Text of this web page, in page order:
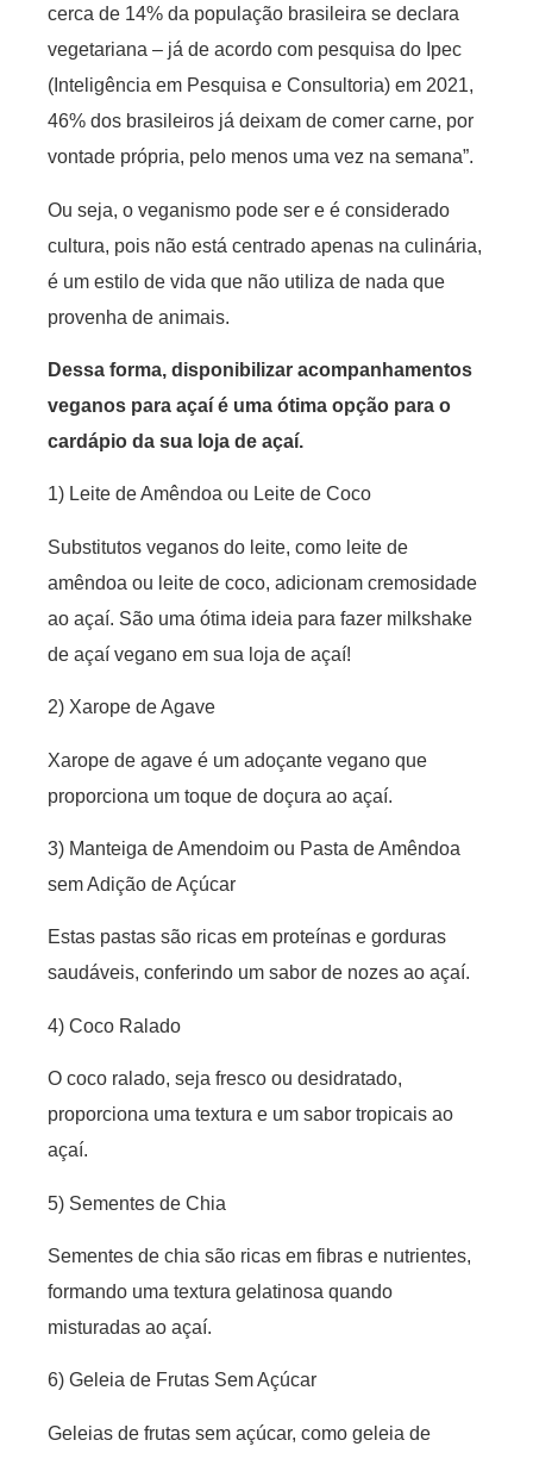
cerca de 14% da população brasileira se declara
vegetariana – já de acordo com pesquisa do Ipec
(Inteligência em Pesquisa e Consultoria) em 2021,
46% dos brasileiros já deixam de comer carne, por
vontade própria, pelo menos uma vez na semana”.
Ou seja, o veganismo pode ser e é considerado
cultura, pois não está centrado apenas na culinária,
é um estilo de vida que não utiliza de nada que
provenha de animais.
Dessa forma, disponibilizar acompanhamentos
veganos para açaí é uma ótima opção para o
cardápio da sua loja de açaí.
1) Leite de Amêndoa ou Leite de Coco
Substitutos veganos do leite, como leite de
amêndoa ou leite de coco, adicionam cremosidade
ao açaí. São uma ótima ideia para fazer milkshake
de açaí vegano em sua loja de açaí!
2) Xarope de Agave
Xarope de agave é um adoçante vegano que
proporciona um toque de doçura ao açaí.
3) Manteiga de Amendoim ou Pasta de Amêndoa
sem Adição de Açúcar
Estas pastas são ricas em proteínas e gorduras
saudáveis, conferindo um sabor de nozes ao açaí.
4) Coco Ralado
O coco ralado, seja fresco ou desidratado,
proporciona uma textura e um sabor tropicais ao
açaí.
5) Sementes de Chia
Sementes de chia são ricas em fibras e nutrientes,
formando uma textura gelatinosa quando
misturadas ao açaí.
6) Geleia de Frutas Sem Açúcar
Geleias de frutas sem açúcar, como geleia de